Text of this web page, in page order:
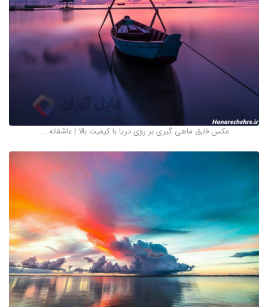
عکس قایق ماهی گیری بر روی دریا با کیفیت بالا | عاشقانه ...